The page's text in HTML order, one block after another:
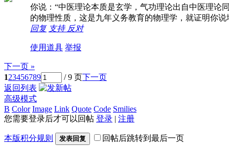
你说：“中医理论本质是玄学，气功理论出自中医理论
的物理性质，这是九年义务教育的物理学，就证明你
回复 支持 反对
使用道具 举报
下一页 »
123456789 / 9 页下一页
返回列表
高级模式
B Color Image Link Quote Code Smilies
您需要登录后才可以回帖 登录 | 注册
本版积分规则 发表回复 回帖后跳转到最后一页